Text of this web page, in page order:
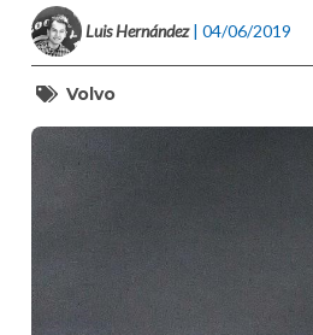
Luis Hernández | 04/06/2019
Volvo